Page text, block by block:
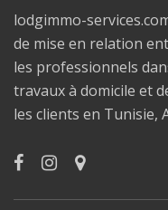
lodgimmo-
de mise en relation
les professionnels
travaux à domicile et
les clients en Tunisie,